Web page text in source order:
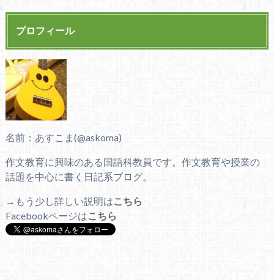
プロフィール
名前：あすこま(@askoma)
作文教育に興味のある国語科教員です。作文教育や授業の
話題を中心に書く日記系ブログ。
→もう少し詳しい説明はこちら
Facebookページはこちら